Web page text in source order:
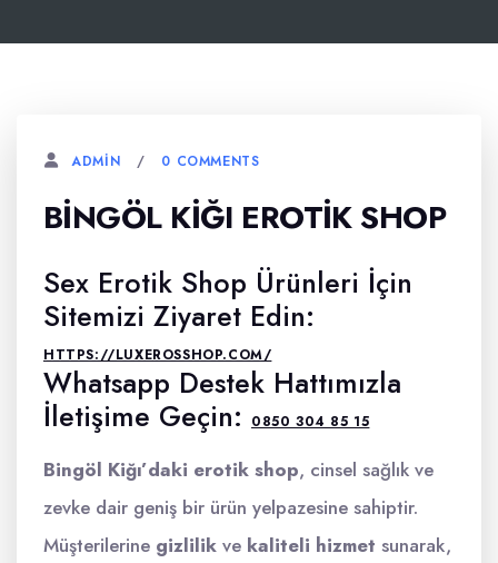
ADMIN 0 COMMENTS
BINGÖL KIĞI EROTIK SHOP
Sex Erotik Shop Ürünleri İçin
Sitemizi Ziyaret Edin:
HTTPS://LUXEROSSHOP.COM/
Whatsapp Destek Hattımızla
İletişime Geçin:
0850 304 85 15
Bingöl Kiğı’daki erotik shop, cinsel sağlık ve
zevke dair geniş bir ürün yelpazesine sahiptir.
Müşterilerine gizlilik ve kaliteli hizmet sunarak,